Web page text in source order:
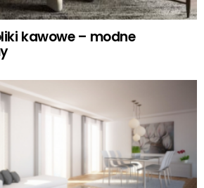
kawowe – modne